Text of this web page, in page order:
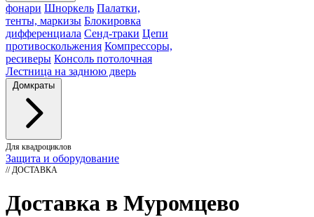
фонари Шноркель Палатки,
тенты, маркизы Блокировка
дифференциала Сенд-траки Цепи
противоскольжения Компрессоры,
ресиверы Консоль потолочная
Лестница на заднюю дверь
Домкраты
Для квадроциклов
Защита и оборудование
// ДОСТАВКА
Доставка в Муромцево